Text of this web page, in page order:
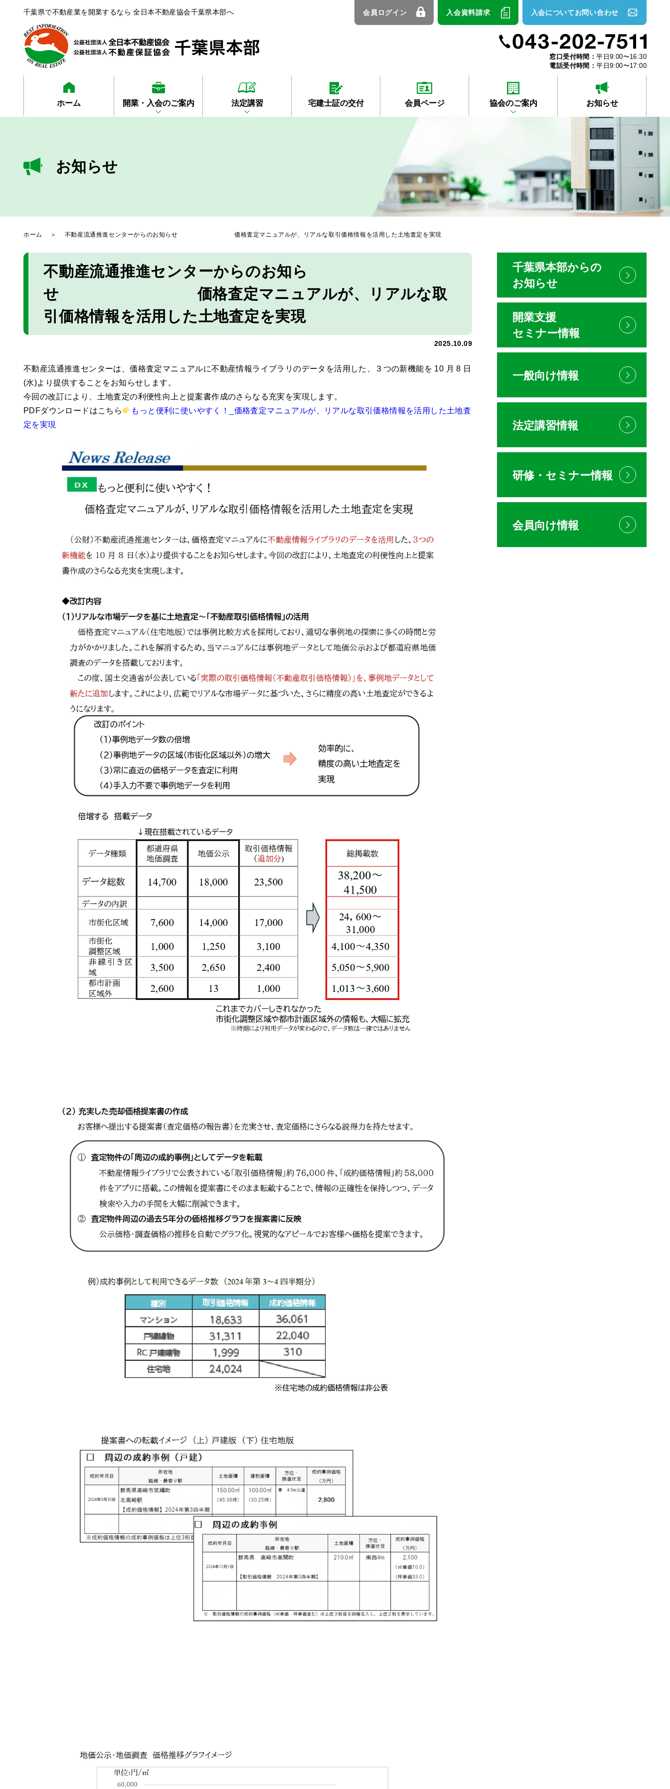
千葉県で不動産業を開業するなら 全日本不動産協会千葉県本部へ 会員ログイン 入会資料請求 入会についてお問い合わせ
窓口受付時間：平日9:00〜16:30
電話受付時間：平日9:00〜17:00
ホーム 開業・入会のご案内 法定講習 宅建士証の交付 会員ページ 協会のご案内 お知らせ
お知らせ
ホーム ＞ 不動産流通推進センターからのお知らせ 価格査定マニュアルが、リアルな取引価格情報を活用した土地査定を実現
不動産流通推進センターからのお知ら
せ 価格査定マニュアルが、リアルな取
引価格情報を活用した土地査定を実現
2025.10.09
不動産流通推進センターは、価格査定マニュアルに不動産情報ライブラリのデータを活用した、３つの新機能を 10 月 8 日
(水)より提供することをお知らせします。
今回の改訂により、土地査定の利便性向上と提案書作成のさらなる充実を実現します。
PDFダウンロードはこちら
もっと便利に使いやすく！_価格査定マニュアルが、リアルな取引価格情報を活用した土地査
定を実現
千葉県本部からの
お知らせ
開業支援
セミナー情報
一般向け情報
法定講習情報
研修・セミナー情報
会員向け情報